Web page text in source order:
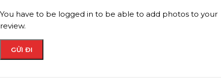
You have to be logged in to be able to add photos to your
review.